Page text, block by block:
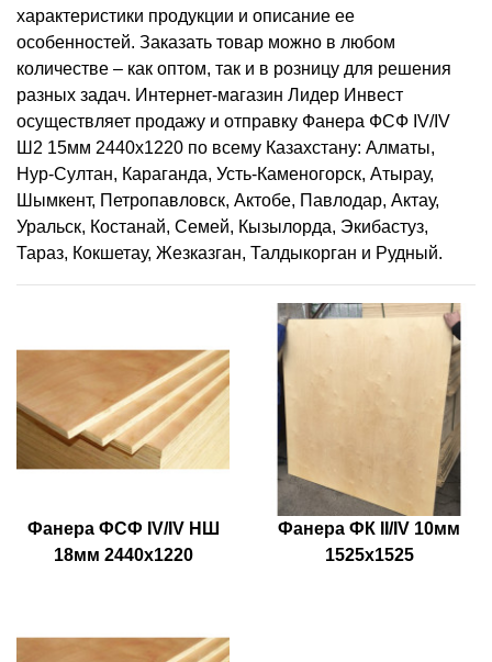
характеристики продукции и описание ее
особенностей. Заказать товар можно в любом
количестве – как оптом, так и в розницу для решения
разных задач. Интернет-магазин Лидер Инвест
осуществляет продажу и отправку Фанера ФСФ IV/IV
Ш2 15мм 2440х1220 по всему Казахстану: Алматы,
Нур-Султан, Караганда, Усть-Каменогорск, Атырау,
Шымкент, Петропавловск, Актобе, Павлодар, Актау,
Уральск, Костанай, Семей, Кызылорда, Экибастуз,
Тараз, Кокшетау, Жезказган, Талдыкорган и Рудный.
Фанера ФСФ IV/IV НШ
18мм 2440х1220
Фанера ФК II/IV 10мм
1525х1525